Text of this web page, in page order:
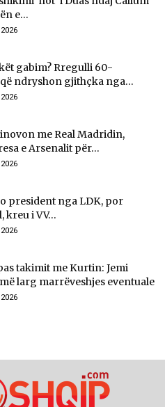
e...
gabim? Rregulli 60-
ndryshon gjithçka nga...
me Real Madridin,
e Arsenalit për...
president nga LDK, por
kreu i VV...
takimit me Kurtin: Jemi
larg marrëveshjes eventuale